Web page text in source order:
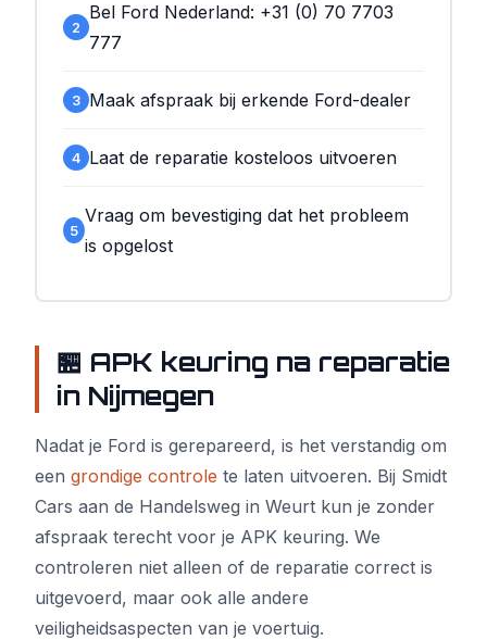
2
Bel Ford Nederland: +31 (0) 70 7703
777
3 Maak afspraak bij erkende Ford-dealer
4 Laat de reparatie kosteloos uitvoeren
5
Vraag om bevestiging dat het probleem
is opgelost
🏪 APK keuring na reparatie
in Nijmegen
Nadat je Ford is gerepareerd, is het verstandig om
een grondige controle te laten uitvoeren. Bij Smidt
Cars aan de Handelsweg in Weurt kun je zonder
afspraak terecht voor je APK keuring. We
controleren niet alleen of de reparatie correct is
uitgevoerd, maar ook alle andere
veiligheidsaspecten van je voertuig.